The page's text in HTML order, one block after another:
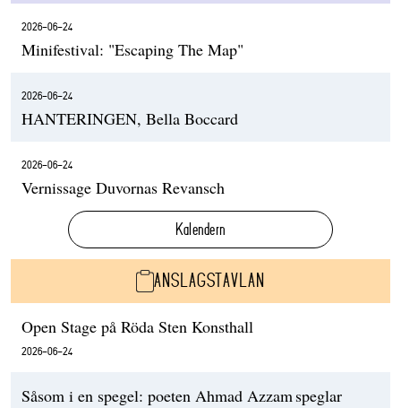
2026-06-24
Minifestival: "Escaping The Map"
2026-06-24
HANTERINGEN, Bella Boccard
2026-06-24
Vernissage Duvornas Revansch
Kalendern
ANSLAGSTAVLAN
Open Stage på Röda Sten Konsthall
2026-06-24
Såsom i en spegel: poeten Ahmad Azzam speglar